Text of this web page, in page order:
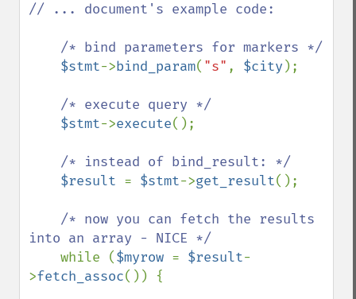
// ... document's example code:
$stmt->bind_param( "s" , $city );
/* execute query */
$stmt->execute();
/* instead of bind_result: */
$result = $stmt->get_result();
/* now you can fetch the results
into an array - NICE */
while ($myrow = $result-
>fetch_assoc()) {